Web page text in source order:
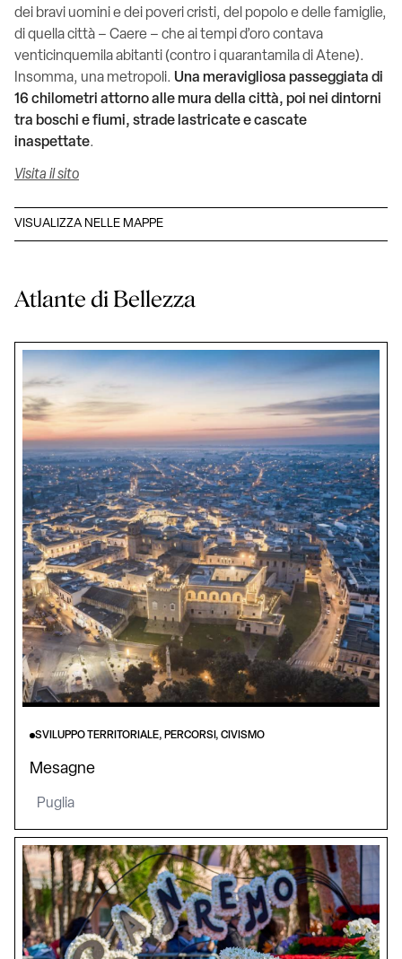
dei bravi uomini e dei poveri cristi, del popolo e delle famiglie,
di quella città – Caere – che ai tempi d’oro contava
venticinquemila abitanti (contro i quarantamila di Atene).
Insomma, una metropoli. Una meravigliosa passeggiata di
16 chilometri attorno alle mura della città, poi nei dintorni
tra boschi e fiumi, strade lastricate e cascate
inaspettate.
Visita il sito
VISUALIZZA NELLE MAPPE
Atlante di Bellezza
SVILUPPO TERRITORIALE, PERCORSI, CIVISMO
Mesagne
Puglia